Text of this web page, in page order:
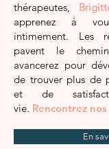
thérapeutes,
apprenez à
intimement. Les
pavent le
avancerez pour
de trouver plus de
et de
vie. Rencontrez
En